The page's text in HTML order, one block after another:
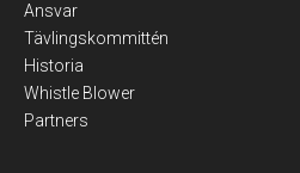
Ansvar
Tävlingskommittén
Historia
Whistle Blower
Partners